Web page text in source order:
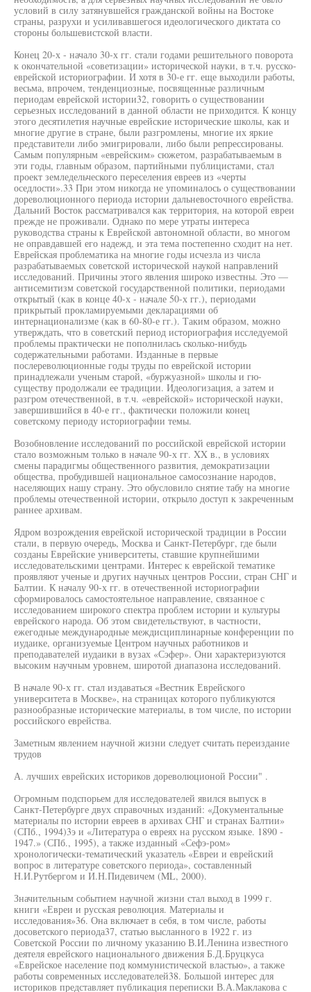
условий в силу затянувшейся гражданской войны на Востоке
страны, разрухи и усиливавшегося идеологического диктата со
стороны большевистской власти.
Конец 20-х - начало 30-х гг. стали годами решительного поворота
к окончательной «советизации» исторической науки, в т.ч. русско-
еврейской историографии. И хотя в 30-е гг. еще выходили работы,
весьма, впрочем, тенденциозные, посвященные различным
периодам еврейской истории32, говорить о существовании
серьезных исследований в данной области не приходится. К концу
этого десятилетия научные еврейские исторические школы, как и
многие другие в стране, были разгромлены, многие их яркие
представители либо эмигрировали, либо были репрессированы.
Самым популярным «еврейским» сюжетом, разрабатываемым в
эти годы, главным образом, партийными публицистами, стал
проект земледельческого переселения евреев из «черты
оседлости».33 При этом никогда не упоминалось о существовании
дореволюционного периода истории дальневосточного еврейства.
Дальний Восток рассматривался как территория, на которой евреи
прежде не проживали. Однако по мере утраты интереса
руководства страны к Еврейской автономной области, во многом
не оправдавшей его надежд, и эта тема постепенно сходит на нет.
Еврейская проблематика на многие годы исчезла из числа
разрабатываемых советской исторической наукой направлений
исследований. Причины этого явления широко известны. Это —
антисемитизм советской государственной политики, периодами
открытый (как в конце 40-х - начале 50-х гг.), периодами
прикрытый прокламируемыми декларациями об
интернационализме (как в 60-80-е гг.). Таким образом, можно
утверждать, что в советский период историография исследуемой
проблемы практически не пополнилась сколько-нибудь
содержательными работами. Изданные в первые
послереволюционные годы труды по еврейской истории
принадлежали ученым старой, «буржуазной» школы и гю-
существу продолжали ее традиции. Идеологизация, а затем и
разгром отечественной, в т.ч. «еврейской» исторической науки,
завершившийся в 40-е гг., фактически положили конец
советскому периоду историографии темы.
Возобновление исследований по российской еврейской истории
стало возможным только в начале 90-х гг. XX в., в условиях
смены парадигмы общественного развития, демократизации
общества, пробудившей национальное самосознание народов,
населяющих нашу страну. Это обусловило снятие табу на многие
проблемы отечественной истории, открыло доступ к закреченным
раннее архивам.
Ядром возрождения еврейской исторической традиции в России
стали, в первую очередь, Москва и Санкт-Петербург, где были
созданы Еврейские университеты, ставшие крупнейшими
исследовательскими центрами. Интерес к еврейской тематике
проявляют ученые и других научных центров России, стран СНГ и
Балтии. К началу 90-х гг. в отечественной историографии
сформировалось самостоятельное направление, связанное с
исследованием широкого спектра проблем истории и культуры
еврейского народа. Об этом свидетельствуют, в частности,
ежегодные международные междисциплинарные конференции по
иудаике, организуемые Центром научных работников и
преподавателей иудаики в вузах «Сэфер». Они характеризуются
высоким научным уровнем, широтой диапазона исследований.
В начале 90-х гг. стал издаваться «Вестник Еврейского
университета в Москве», на страницах которого публикуются
разнообразные исторические материалы, в том числе, по истории
российского еврейства.
Заметным явлением научной жизни следует считать переиздание
трудов
А. лучших еврейских историков дореволюционой России" .
Огромным подспорьем для исследователей явился выпуск в
Санкт-Петербурге двух справочных изданий: «Документальные
материалы по истории евреев в архивах СНГ и странах Балтии»
(СПб., 1994)3э и «Литература о евреях на русском языке. 1890 -
1947.» (СПб., 1995), а также изданный «Сефэ-ром»
хронологически-тематический указатель «Евреи и еврейский
вопрос в литературе советского периода», составленный
Н.И.Рутбергом и И.Н.Пидевичем (ML, 2000).
Значительным событием научной жизни стал выход в 1999 г.
книги «Евреи и русская революция. Материалы и
исследования»36. Она включает в себя, в том числе, работы
досоветского периода37, статью высланного в 1922 г. из
Советской России по личному указанию В.И.Ленина известного
деятеля еврейского национального движения Б.Д.Бруцкуса
«Еврейское население под коммунистической властью», а также
работы современных исследователей38. Большой интерес для
историков представляет публикация переписки В.А.Маклакова с